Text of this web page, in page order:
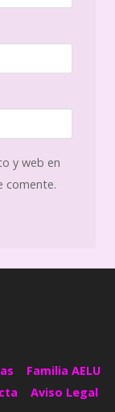
y web en
comente.
Familia AELU
Aviso Legal